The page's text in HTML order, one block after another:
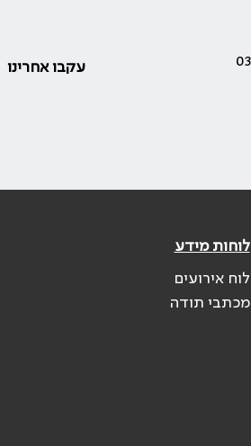
עקבו אחרינו
לוחות מידע
לוח אירועים
מכתבי תודה